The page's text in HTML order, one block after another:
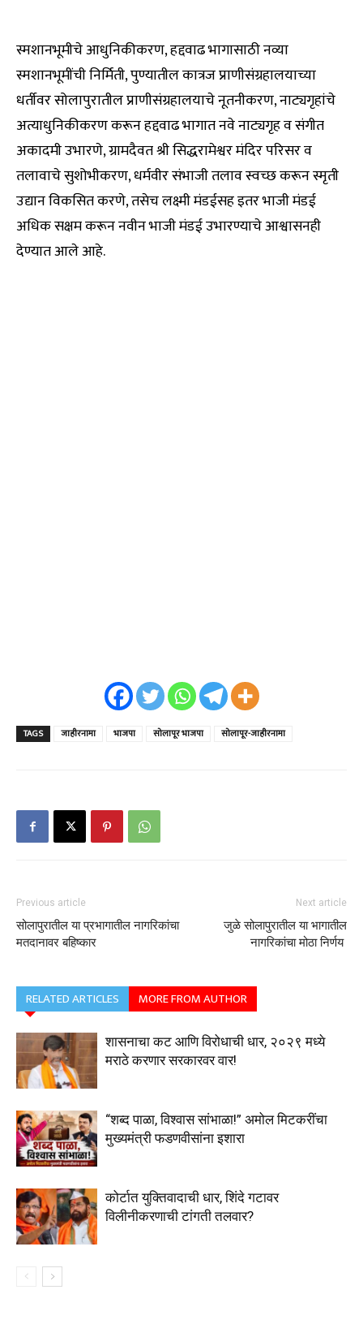
स्मशानभूमीचे आधुनिकीकरण, हद्दवाढ भागासाठी नव्या
स्मशानभूमींची निर्मिती, पुण्यातील कात्रज प्राणीसंग्रहालयाच्या
धर्तीवर सोलापुरातील प्राणीसंग्रहालयाचे नूतनीकरण, नाट्यगृहांचे
अत्याधुनिकीकरण करून हद्दवाढ भागात नवे नाट्यगृह व संगीत
अकादमी उभारणे, ग्रामदैवत श्री सिद्धरामेश्वर मंदिर परिसर व
तलावाचे सुशोभीकरण, धर्मवीर संभाजी तलाव स्वच्छ करून स्मृती
उद्यान विकसित करणे, तसेच लक्ष्मी मंडईसह इतर भाजी मंडई
अधिक सक्षम करून नवीन भाजी मंडई उभारण्याचे आश्वासनही
देण्यात आले आहे.
TAGS जाहीरनामा भाजपा सोलापूर भाजपा सोलापूर-जाहीरनामा
Previous article
सोलापुरातील या प्रभागातील नागरिकांचा
मतदानावर बहिष्कार
Next article
जुळे सोलापुरातील या भागातील
नागरिकांचा मोठा निर्णय
RELATED ARTICLES MORE FROM AUTHOR
शासनाचा कट आणि विरोधाची धार, २०२९ मध्ये
मराठे करणार सरकारवर वार!
“शब्द पाळा, विश्वास सांभाळा!” अमोल मिटकरींचा
मुख्यमंत्री फडणवीसांना इशारा
कोर्टात युक्तिवादाची धार, शिंदे गटावर
विलीनीकरणाची टांगती तलवार?